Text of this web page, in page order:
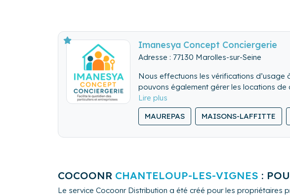
Imanesya Concept Conciergerie
Adresse : 77130 Marolles-sur-Seine
Nous effectuons les vérifications d’usage
pouvons également gérer les locations de
Nous nettoyons de fond en comble
Nous lavons, repassons et rangeons le
MAUREPAS MAISONS-LAFFITTE
COCOONR CHANTELOUP-LES-VIGNES :
Le service Cocoonr Distribution a été créé pour les propriétaires